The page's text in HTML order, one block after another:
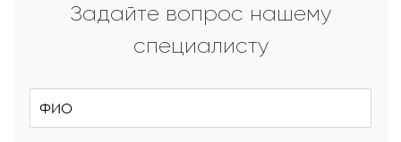
Задайте вопрос нашему
специалисту